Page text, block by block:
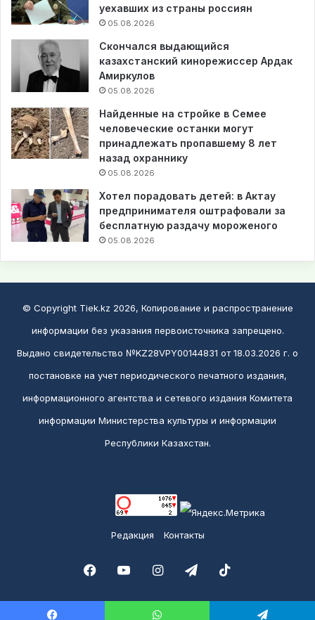
уехавших из страны россиян
05.08.2026
Скончался выдающийся
казахстанский кинорежиссер Ардак
Амиркулов
05.08.2026
Найденные на стройке в Семее
человеческие останки могут
принадлежать пропавшему 8 лет
назад охраннику
05.08.2026
Хотел порадовать детей: в Актау
предпринимателя оштрафовали за
бесплатную раздачу мороженого
05.08.2026
© Copyright Tiek.kz 2026, Копирование и распространение
информации без указания первоисточника запрещено.
Выдано свидетельство №KZ28VPY00144831 от 18.03.2026 г. о
постановке на учет периодического печатного издания,
информационного агентства и сетевого издания Комитета
информации Министерства культуры и информации
Республики Казахстан.
Редакция Контакты
FacebookYouTubeInstagramTelegram